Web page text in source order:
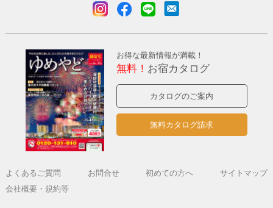
お得な最新情報が満載！
無料！ お宿カタログ
カタログのご案内
無料カタログ請求
よくあるご質問 お問合せ 初めての方へ
サイトマップ
会社概要・規約等